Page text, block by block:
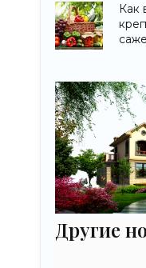
Как
Другие